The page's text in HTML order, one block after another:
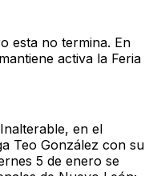
esta no termina. En
activa la Feria
en el
Teo González con su
5 de enero se